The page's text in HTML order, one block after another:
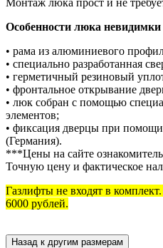
Особенности люка
• рама из алюминиевого
• специально разработанная
• герметичный резиновый
• фронтальное открывание
• люк собран с помощью
элементов;
• фиксация дверцы при
(Германия).
***Цены на сайте
Точную цену и фактическое
Газлифты не входят в
6000 рублей.